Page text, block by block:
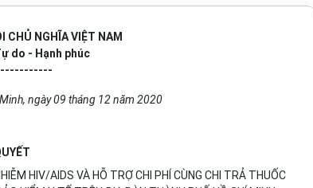
CHỦ NGHĨA VIỆT NAM
do - Hạnh phúc
ngày 09 tháng 12 năm 2020
HIV/AIDS VÀ HỖ TRỢ CHI PHÍ CÙNG CHI TRẢ THUỐC